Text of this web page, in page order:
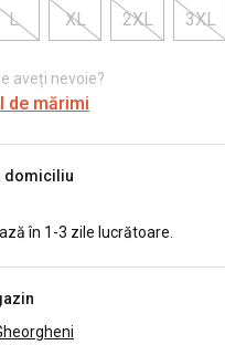
L XL 2XL 3XL
aveți nevoie?
de mărimi
domiciliu
în 1-3 zile lucrătoare.